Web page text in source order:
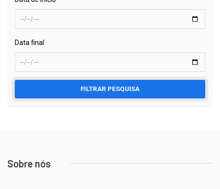
Data final
FILTRAR PESQUISA
Sobre nós